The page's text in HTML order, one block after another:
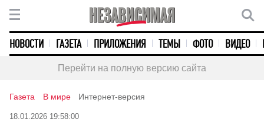
НОВОСТИ ГАЗЕТА ПРИЛОЖЕНИЯ ТЕМЫ ФОТО ВИДЕО
Перейти на полную версию сайта
Газета В мире Интернет-версия
18.01.2026 19:58:00